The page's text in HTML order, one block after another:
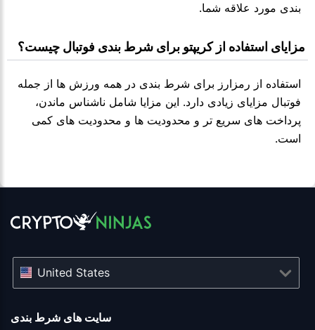
بندی مورد علاقه شما.
استفاده از رمزارز برای شرط بندی در همه ورزش ها از جمله
فوتبال مزایای زیادی دارد. این مزایا شامل ناشناس ماندن،
پرداخت های سریع تر و محدودیت ها و محدودیت های کمی
است.
سایت های شرط بندی
United States